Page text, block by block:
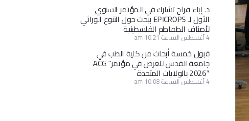
د. إباء فراح تشارك في المؤتمر السنوي
الأول لـ EPICROPS ببحث حول التنوع الوراثي
لأصناف الطماطم الفلسطينية
4 أغسطس الساعة 10:21 am
قبول خمسة أبحاث من كلية الطب في
جامعة القدس للعرض في مؤتمر” ACG
2026″ بالولايات المتحدة
4 أغسطس الساعة 10:08 am